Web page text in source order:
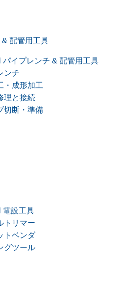
配管用工具
パイプレンチ & 配管用工具
ンチ
・成形加工
理と接続
切断・準備
電設工具
トリマー
トベンダ
グツール